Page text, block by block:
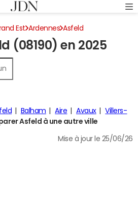
Est Ardennes Asfeld
(08190) en 2025
Balham Aire Avaux
Villers-
Asfeld à une autre ville
Mise à jour le 25/06/26